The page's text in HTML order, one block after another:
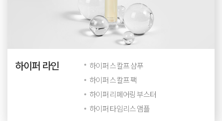
하이퍼 라인
하이퍼 스칼프 샴푸
하이퍼 스칼프 팩
하이퍼 리페어링 부스터
하이퍼 타임리스 앰플